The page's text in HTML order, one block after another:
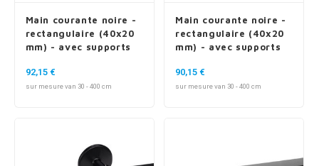
Main courante noire -
rectangulaire (40x20
mm) - avec supports
92,15 €
sur mesure van 30 - 400 cm
Main courante noire -
rectangulaire (40x20
mm) - avec supports
90,15 €
sur mesure van 30 - 400 cm